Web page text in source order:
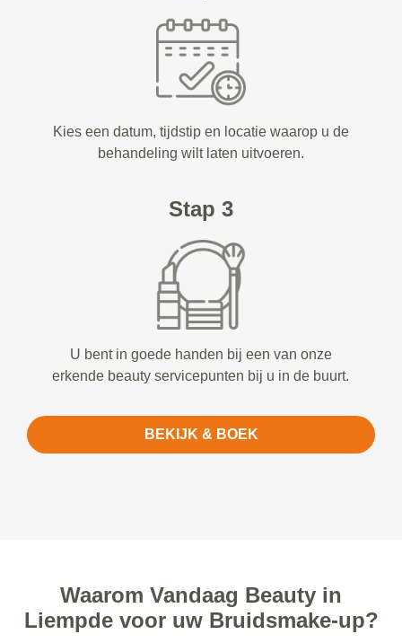
Kies een datum, tijdstip en locatie waarop u de
behandeling wilt laten uitvoeren.
Stap 3
U bent in goede handen bij een van onze
erkende beauty servicepunten bij u in de buurt.
BEKIJK & BOEK
Waarom Vandaag Beauty in
Liempde voor uw Bruidsmake-up?